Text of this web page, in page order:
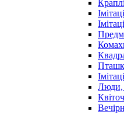
Краплі
Люди,